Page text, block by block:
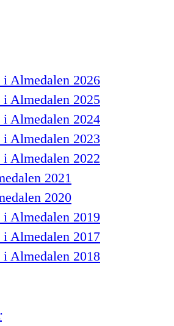
Almedalen 2026
Almedalen 2025
Almedalen 2024
Almedalen 2023
Almedalen 2022
2021
2020
Almedalen 2019
Almedalen 2017
Almedalen 2018